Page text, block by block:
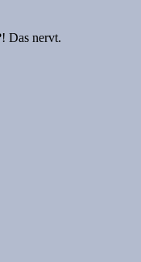
Das nervt.